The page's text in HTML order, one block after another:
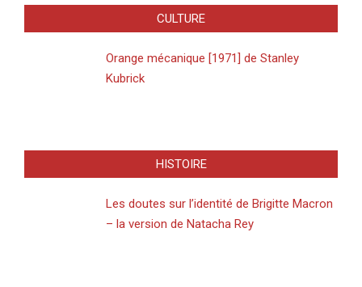
CULTURE
Orange mécanique [1971] de Stanley
Kubrick
HISTOIRE
Les doutes sur l’identité de Brigitte Macron
– la version de Natacha Rey